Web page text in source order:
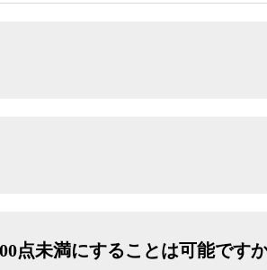
点未満にすることは可能です